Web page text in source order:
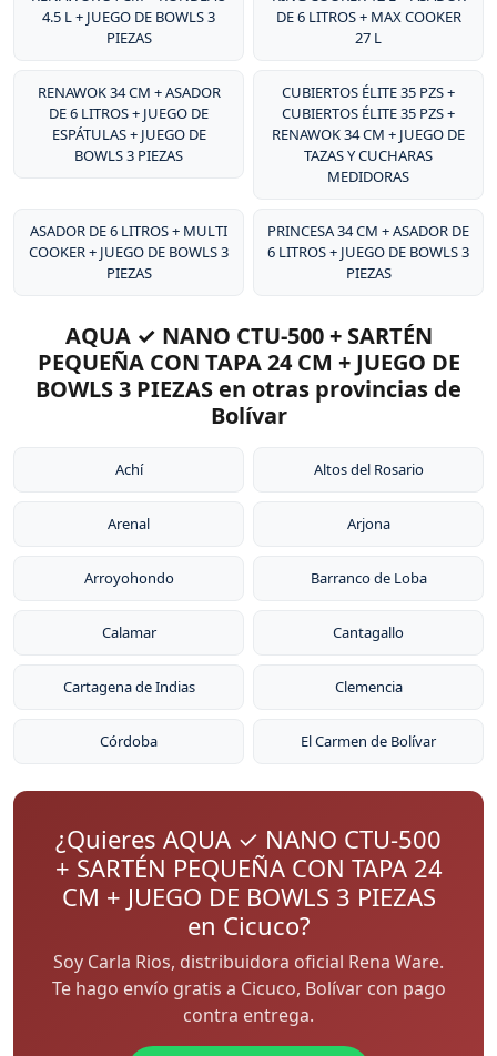
4.5 L + JUEGO DE BOWLS 3
PIEZAS
DE 6 LITROS + MAX COOKER
27 L
RENAWOK 34 CM + ASADOR
DE 6 LITROS + JUEGO DE
ESPÁTULAS + JUEGO DE
BOWLS 3 PIEZAS
CUBIERTOS ÉLITE 35 PZS +
CUBIERTOS ÉLITE 35 PZS +
RENAWOK 34 CM + JUEGO DE
TAZAS Y CUCHARAS
MEDIDORAS
ASADOR DE 6 LITROS + MULTI
COOKER + JUEGO DE BOWLS 3
PIEZAS
PRINCESA 34 CM + ASADOR DE
6 LITROS + JUEGO DE BOWLS 3
PIEZAS
AQUA ✓ NANO CTU-500 + SARTÉN
PEQUEÑA CON TAPA 24 CM + JUEGO DE
BOWLS 3 PIEZAS en otras provincias de
Bolívar
Achí Altos del Rosario
Arenal Arjona
Arroyohondo Barranco de Loba
Calamar Cantagallo
Cartagena de Indias Clemencia
Córdoba El Carmen de Bolívar
¿Quieres AQUA ✓ NANO CTU-500
+ SARTÉN PEQUEÑA CON TAPA 24
CM + JUEGO DE BOWLS 3 PIEZAS
en Cicuco?
Soy Carla Rios, distribuidora oficial Rena Ware.
Te hago envío gratis a Cicuco, Bolívar con pago
contra entrega.